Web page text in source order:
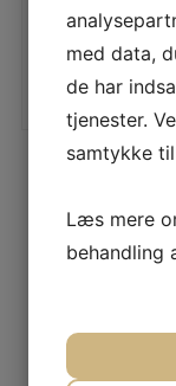
med data,
de har
tjenester.
samtykke
Læs mere
behandling